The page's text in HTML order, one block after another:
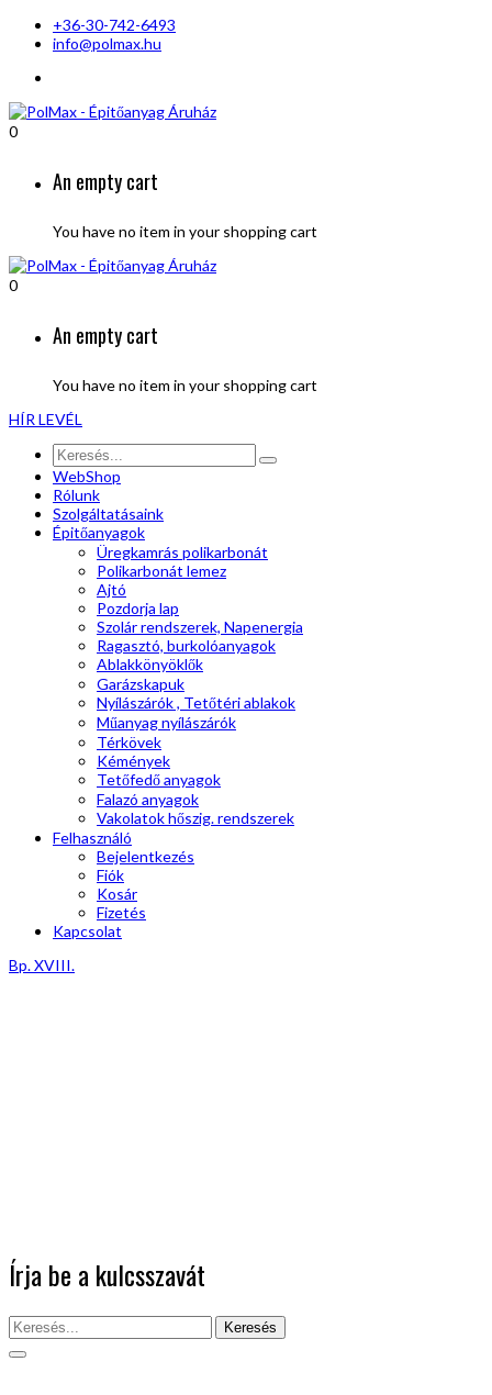
+36-30-742-6493
info@polmax.hu
0
An empty cart
You have no item in your shopping cart
0
An empty cart
You have no item in your shopping cart
HÍR LEVÉL
WebShop
Rólunk
Szolgáltatásaink
Épitőanyagok
Üregkamrás polikarbonát
Polikarbonát lemez
Ajtó
Pozdorja lap
Szolár rendszerek, Napenergia
Ragasztó, burkolóanyagok
Ablakkönyöklők
Garázskapuk
Nyílászárók , Tetőtéri ablakok
Műanyag nyílászárók
Térkövek
Kémények
Tetőfedő anyagok
Falazó anyagok
Vakolatok hőszig. rendszerek
Felhasználó
Bejelentkezés
Fiók
Kosár
Fizetés
Kapcsolat
Bp. XVIII.
Írja be a kulcsszavát
Keresés